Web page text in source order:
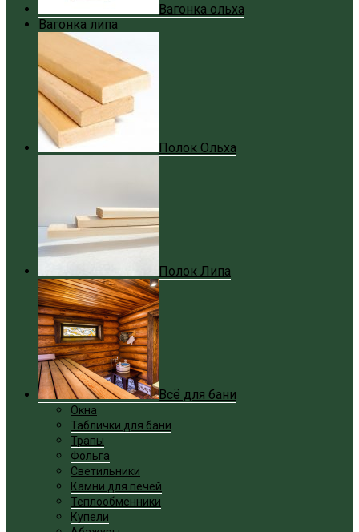
Вагонка ольха
Вагонка липа
Полок Ольха
Полок Липа
Всё для бани
Окна
Таблички для бани
Трапы
Фольга
Светильники
Камни для печей
Теплообменники
Купели